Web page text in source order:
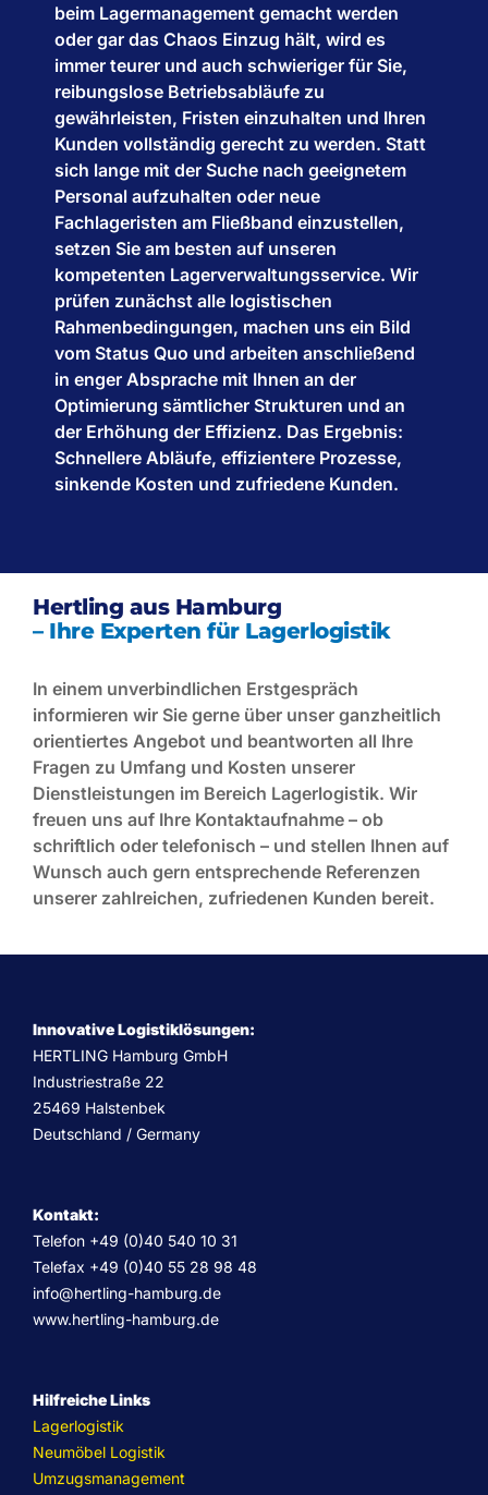
beim Lagermanagement gemacht werden
oder gar das Chaos Einzug hält, wird es
immer teurer und auch schwieriger für Sie,
reibungslose Betriebsabläufe zu
gewährleisten, Fristen einzuhalten und Ihren
Kunden vollständig gerecht zu werden. Statt
sich lange mit der Suche nach geeignetem
Personal aufzuhalten oder neue
Fachlageristen am Fließband einzustellen,
setzen Sie am besten auf unseren
kompetenten Lagerverwaltungsservice. Wir
prüfen zunächst alle logistischen
Rahmenbedingungen, machen uns ein Bild
vom Status Quo und arbeiten anschließend
in enger Absprache mit Ihnen an der
Optimierung sämtlicher Strukturen und an
der Erhöhung der Effizienz. Das Ergebnis:
Schnellere Abläufe, effizientere Prozesse,
sinkende Kosten und zufriedene Kunden.
Hertling aus Hamburg
– Ihre Experten für Lagerlogistik
In einem unverbindlichen Erstgespräch
informieren wir Sie gerne über unser ganzheitlich
orientiertes Angebot und beantworten all Ihre
Fragen zu Umfang und Kosten unserer
Dienstleistungen im Bereich Lagerlogistik. Wir
freuen uns auf Ihre Kontaktaufnahme – ob
schriftlich oder telefonisch – und stellen Ihnen auf
Wunsch auch gern entsprechende Referenzen
unserer zahlreichen, zufriedenen Kunden bereit.
Innovative Logistiklösungen:
HERTLING Hamburg GmbH
Industriestraße 22
25469 Halstenbek
Deutschland / Germany
Kontakt:
Telefon +49 (0)40 540 10 31
Telefax +49 (0)40 55 28 98 48
info@hertling-hamburg.de
www.hertling-hamburg.de
Hilfreiche Links
Lagerlogistik
Neumöbel Logistik
Umzugsmanagement